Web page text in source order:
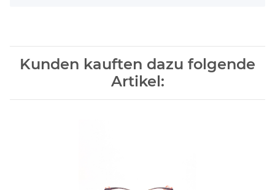
Kunden kauften dazu folgende
Artikel: